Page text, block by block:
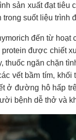
sản xuất đạt tiêu
suốt liệu trình
đến từ
được chiết
thuốc ngăn chặn
vết bầm tím,
ở đường hô hấp
bệnh dễ thở và